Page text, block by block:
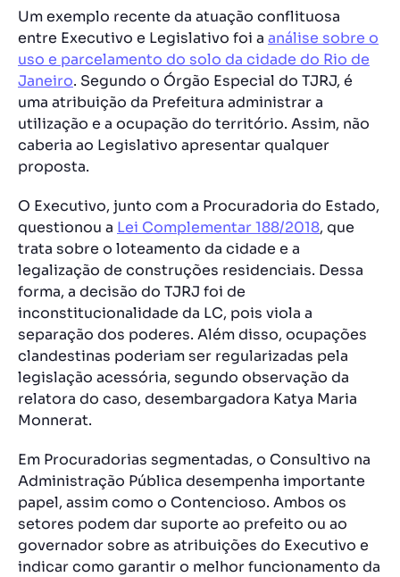
Um exemplo recente da atuação conflituosa
entre Executivo e Legislativo foi a análise sobre o
uso e parcelamento do solo da cidade do Rio de
Janeiro. Segundo o Órgão Especial do TJRJ, é
uma atribuição da Prefeitura administrar a
utilização e a ocupação do território. Assim, não
caberia ao Legislativo apresentar qualquer
proposta.
O Executivo, junto com a Procuradoria do Estado,
questionou a Lei Complementar 188/2018, que
trata sobre o loteamento da cidade e a
legalização de construções residenciais. Dessa
forma, a decisão do TJRJ foi de
inconstitucionalidade da LC, pois viola a
separação dos poderes. Além disso, ocupações
clandestinas poderiam ser regularizadas pela
legislação acessória, segundo observação da
relatora do caso, desembargadora Katya Maria
Monnerat.
Em Procuradorias segmentadas, o Consultivo na
Administração Pública desempenha importante
papel, assim como o Contencioso. Ambos os
setores podem dar suporte ao prefeito ou ao
governador sobre as atribuições do Executivo e
indicar como garantir o melhor funcionamento da